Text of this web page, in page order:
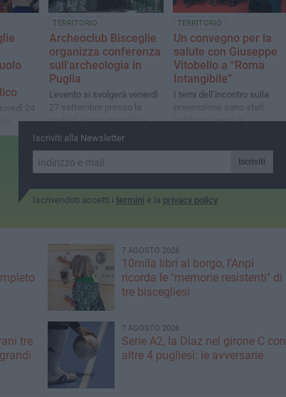
24
TERRITORIO
Archeoclub Bisceglie
organizza conferenza
sull'archeologia in
Puglia
L'evento si svolgerà venerdì
27 settembre presso la
sede di Roma Intangibile.
Molte le associazioni a
TERRITORIO
Un convegno per la
salute con Giuseppe
Vitobello a “Roma
Intangibile”
I temi dell’incontro sulla
prevenzione sono stati
indirizzati verso le
Iscriviti alla Newsletter
Iscriviti
Iscrivendoti accetti i termini e la privacy policy
7 AGOSTO 2026
10mila libri al borgo, l'Anpi
ricorda le "memorie resistenti" di
tre biscegliesi
tre
7 AGOSTO 2026
Serie A2, la Diaz nel girone C con
altre 4 pugliesi: le avversarie